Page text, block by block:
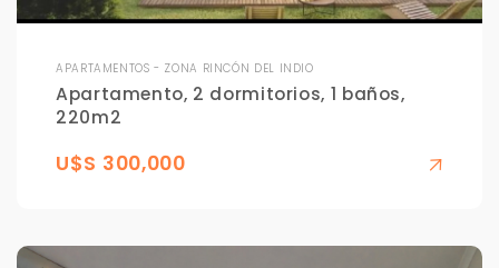
APARTAMENTOS - ZONA RINCÓN DEL INDIO
Apartamento, 2 dormitorios, 1 baños,
220m2
U$S 300,000